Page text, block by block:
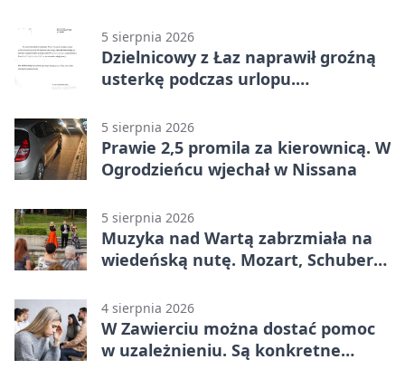
5 sierpnia 2026
Dzielnicowy z Łaz naprawił groźną
usterkę podczas urlopu.
5 sierpnia 2026
Prawie 2,5 promila za kierownicą. W
Ogrodzieńcu wjechał w Nissana
5 sierpnia 2026
Muzyka nad Wartą zabrzmiała na
wiedeńską nutę. Mozart, Schubert i
4 sierpnia 2026
W Zawierciu można dostać pomoc
w uzależnieniu. Są konkretne